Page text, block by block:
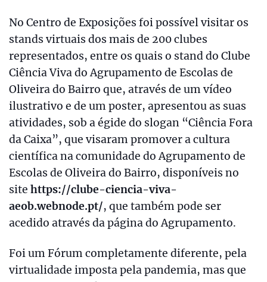
No Centro de Exposições foi possível visitar os
stands virtuais dos mais de 200 clubes
representados, entre os quais o stand do Clube
Ciência Viva do Agrupamento de Escolas de
Oliveira do Bairro que, através de um vídeo
ilustrativo e de um poster, apresentou as suas
atividades, sob a égide do slogan “Ciência Fora
da Caixa”, que visaram promover a cultura
científica na comunidade do Agrupamento de
Escolas de Oliveira do Bairro, disponíveis no
site https://clube-ciencia-viva-
aeob.webnode.pt/, que também pode ser
acedido através da página do Agrupamento.
Foi um Fórum completamente diferente, pela
virtualidade imposta pela pandemia, mas que